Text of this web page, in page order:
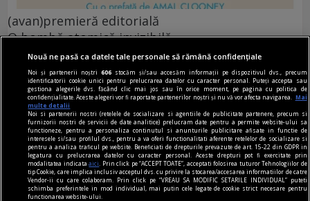
(avan)premieră editorială
O bombă atomică invizibilă
Ce ești tu dispus(ă) să sacrifici pentru adevăr?
Nouă ne pasă ca datele tale personale să rămână confidențiale
Noi și partenerii noștri606 stocăm și/sau accesăm informații pe dispozitivul dvs., precum
identificatorii cookie unici pentru prelucrarea datelor cu caracter personal. Puteți accepta sau
gestiona alegerile dvs. făcând clic mai jos sau în orice moment, pe pagina cu politica de
confidențialitate. Aceste alegeri vor fi raportate partenerilor noștri și nu vă vor afecta navigarea.
Mai
multe detalii
Noi si partenerii nostri (retelele de socializare si agentiile de publicitate partenere, precum si
furnizorii nostri de servicii de date analitice) prelucram date pentru a permite website-ului sa
functioneze, pentru a personaliza continutul si anunturile publicitare afisate in functie de
interesele si/sau profilul dvs., pentru a va oferi functionalitati aferente retelelor de socializare si
pentru a analiza traficul pe website. Beneficiati de drepturile prevazute de art. 15-22 din GDPR in
legatura cu prelucrarea datelor cu caracter personal. Aceste drepturi pot fi exercitate prin
modalitatea indicataaici
. Prin click pe “ACCEPT TOATE”, acceptati folosirea tuturor Tehnologiilor de
tip Cookie, care implica inclusiv acceptul dvs. cu privire la stocarea/accesarea informatiilor de catre
Vendor-ii cu care colaboram. Prin click pe “VREAU SA MODIFIC SETARILE INDIVIDUAL” puteti
schimba preferintele in mod individual, mai putin cele legate de cookie strict necesare pentru
functionarea website-ului.